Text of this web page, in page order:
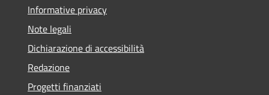
Informative privacy
Note legali
Dichiarazione di accessibilità
Redazione
Progetti finanziati